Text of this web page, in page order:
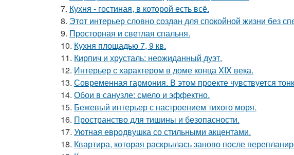
7. Кухня - гостиная, в которой есть всё.
8. Этот интерьер словно создан для спокойной жизни без
9. Просторная и светлая спальня.
10. Кухня площадью 7, 9 кв.
11. Кирпич и хрусталь: неожиданный дуэт.
12. Интерьер с характером в доме конца XIX века.
13. Современная гармония. В этом проекте чувствуется
14. Обои в санузле: смело и эффектно.
15. Бежевый интерьер с настроением тихого моря.
16. Пространство для тишины и безопасности.
17. Уютная евродвушка со стильными акцентами.
18. Квартира, которая раскрылась заново после